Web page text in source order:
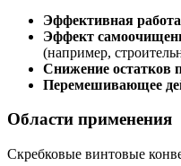
Эффективная
Эффект
(например,
Снижение остатков
Перемешивающее
Области применения
Скребковые винтовые